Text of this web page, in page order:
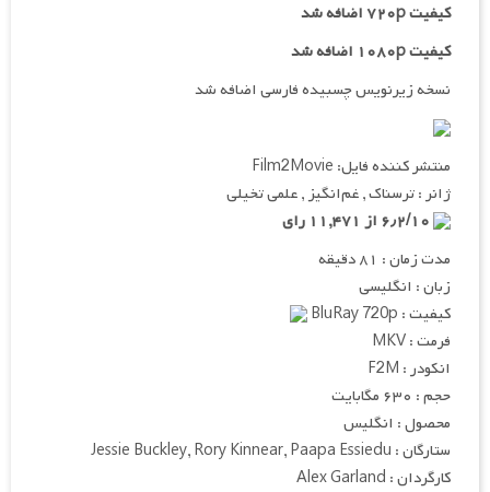
کیفیت ۷۲۰p اضافه شد
کیفیت ۱۰۸۰p اضافه شد
نسخه زیرنویس چسبیده فارسی اضافه شد
منتشر کننده فایل: Film2Movie
ژانر : ترسناک , غم‌انگیز , علمی تخیلی
مدت زمان : ۸۱ دقیقه
زبان : انگلیسی
کیفیت : BluRay 720p
فرمت : MKV
انکودر : F2M
حجم : ۶۳۰ مگابایت
محصول : انگلیس
ستارگان : Jessie Buckley, Rory Kinnear, Paapa Essiedu
کارگردان : Alex Garland